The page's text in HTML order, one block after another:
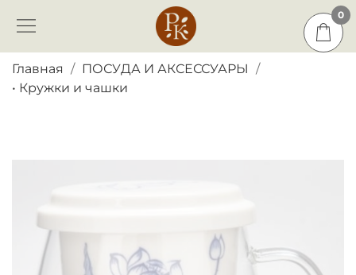
0
Главная
ПОСУДА И АКСЕССУАРЫ
• Кружки и чашки
0